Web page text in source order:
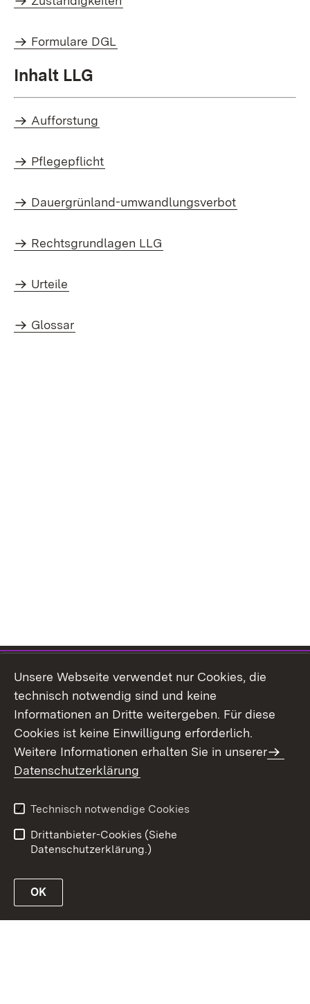
Formulare DGL
Inhalt LLG
Aufforstung
Pflegepflicht
Dauergrünland-umwandlungsverbot
Rechtsgrundlagen LLG
Urteile
Glossar
Themenübersicht
Barrierefreiheit
Unsere Webseite verwendet nur Cookies, die
technisch notwendig sind und keine
Informationen an Dritte weitergeben. Für diese
Cookies ist keine Einwilligung erforderlich.
Weitere Informationen erhalten Sie in unserer
Datenschutzerklärung
Technisch notwendige Cookies
Drittanbieter-Cookies (Siehe
Datenschutzerklärung.)
OK